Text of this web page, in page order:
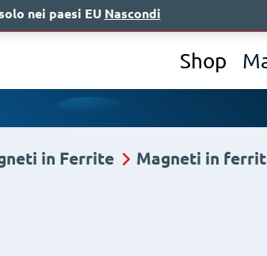
Chi siamo
Shop
in Ferrite Magneti in
nei paesi EU Nascondi